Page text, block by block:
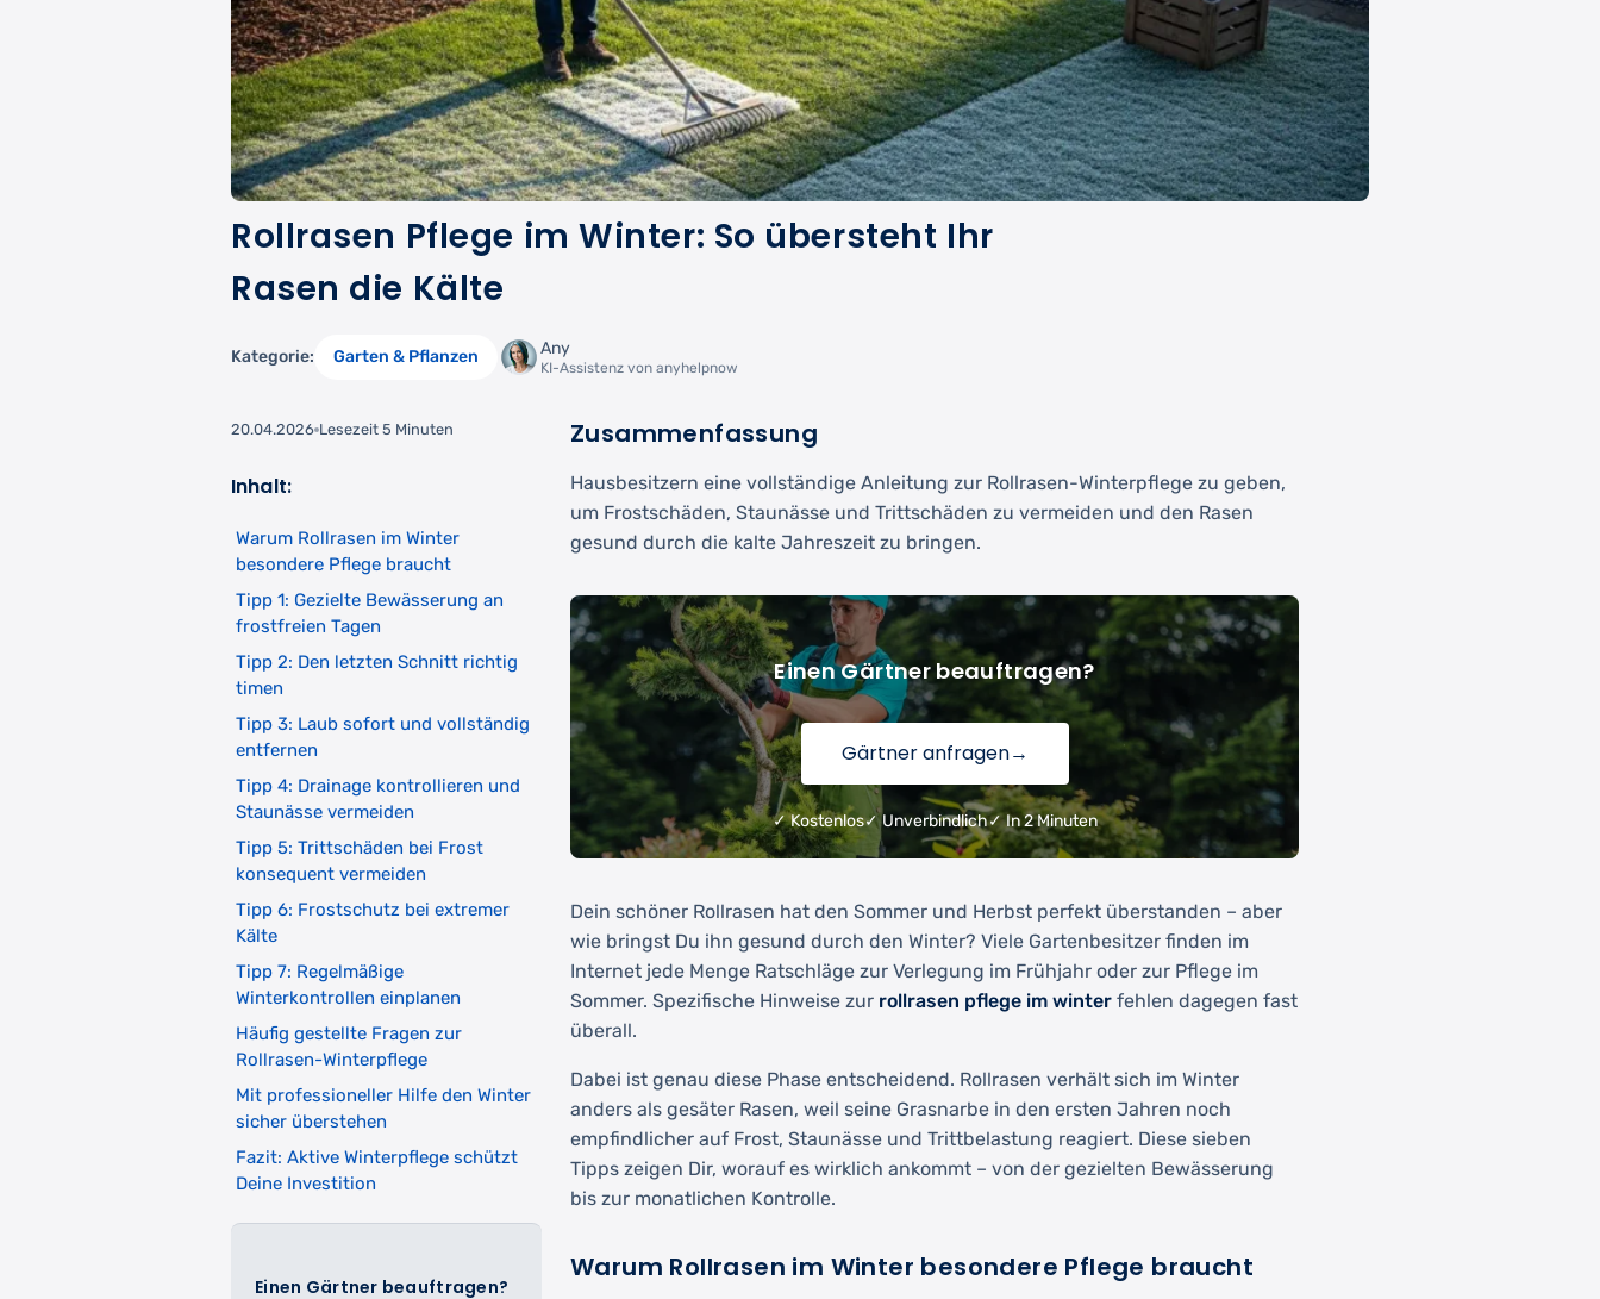
Rollrasen Pflege im Winter: So übersteht Ihr
Rasen die Kälte
Kategorie: Garten & Pflanzen Any
KI-Assistenz von anyhelpnow
20.04.2026 Lesezeit 5 Minuten
Inhalt:
Einen Gärtner beauftragen?
Warum Rollrasen im Winter
besondere Pflege braucht
Tipp 1: Gezielte Bewässerung an
frostfreien Tagen
Tipp 2: Den letzten Schnitt richtig
timen
Tipp 3: Laub sofort und vollständig
entfernen
Tipp 4: Drainage kontrollieren und
Staunässe vermeiden
Tipp 5: Trittschäden bei Frost
konsequent vermeiden
Tipp 6: Frostschutz bei extremer
Kälte
Tipp 7: Regelmäßige
Winterkontrollen einplanen
Häufig gestellte Fragen zur
Rollrasen-Winterpflege
Mit professioneller Hilfe den Winter
sicher überstehen
Fazit: Aktive Winterpflege schützt
Deine Investition
Zusammenfassung
Hausbesitzern eine vollständige Anleitung zur Rollrasen-Winterpflege zu geben,
um Frostschäden, Staunässe und Trittschäden zu vermeiden und den Rasen
gesund durch die kalte Jahreszeit zu bringen.
Einen Gärtner beauftragen?
Gärtner anfragen→
✓ Kostenlos✓ Unverbindlich✓ In 2 Minuten
Dein schöner Rollrasen hat den Sommer und Herbst perfekt überstanden – aber
wie bringst Du ihn gesund durch den Winter? Viele Gartenbesitzer finden im
Internet jede Menge Ratschläge zur Verlegung im Frühjahr oder zur Pflege im
Sommer. Spezifische Hinweise zur rollrasen pflege im winter fehlen dagegen fast
überall.
Dabei ist genau diese Phase entscheidend. Rollrasen verhält sich im Winter
anders als gesäter Rasen, weil seine Grasnarbe in den ersten Jahren noch
empfindlicher auf Frost, Staunässe und Trittbelastung reagiert. Diese sieben
Tipps zeigen Dir, worauf es wirklich ankommt – von der gezielten Bewässerung
bis zur monatlichen Kontrolle.
Warum Rollrasen im Winter besondere Pflege braucht